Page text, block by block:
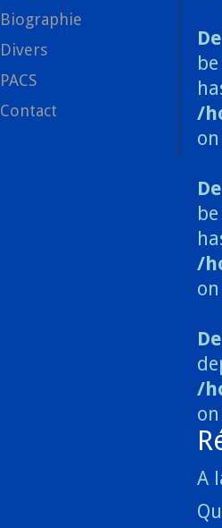
Biographie
Divers
PACS
Contact
/
/
/
A